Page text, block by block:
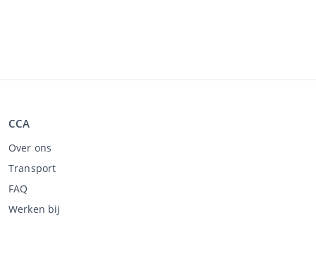
CCA
Over ons
Transport
FAQ
Werken bij